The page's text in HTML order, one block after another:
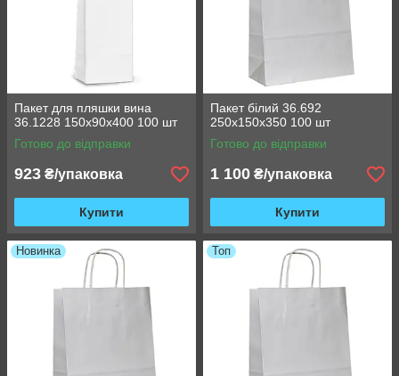
Пакет для пляшки вина
36.1228 150х90х400 100 шт
Готово до відправки
923 ₴/упаковка
Купити
Пакет білий 36.692
250х150х350 100 шт
Готово до відправки
1 100 ₴/упаковка
Купити
Новинка Топ